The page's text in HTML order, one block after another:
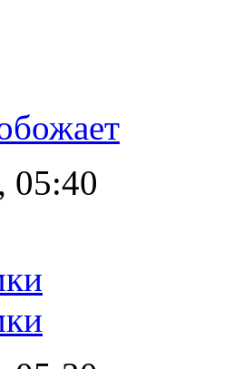
05:40